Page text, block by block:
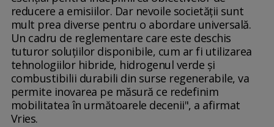
reducere a emisiilor. Dar nevoile societăţii sunt
mult prea diverse pentru o abordare universală.
Un cadru de reglementare care este deschis
tuturor soluţiilor disponibile, cum ar fi utilizarea
tehnologiilor hibride, hidrogenul verde şi
combustibilii durabili din surse regenerabile, va
permite inovarea pe măsură ce redefinim
mobilitatea în următoarele decenii", a afirmat
Vries.